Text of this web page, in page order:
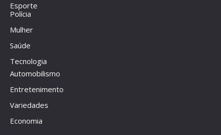
Esporte
Polícia
Mulher
Saúde
Tecnologia
Automobilismo
Entretenimento
Variedades
Economia